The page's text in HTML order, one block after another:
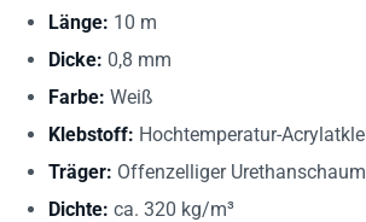
Länge: 10 m
Dicke: 0,8 mm
Farbe: Weiß
Klebstoff: Hochtemperatur-
Träger: Offenzelliger Urethanschaum
Dichte: ca. 320 kg/m³